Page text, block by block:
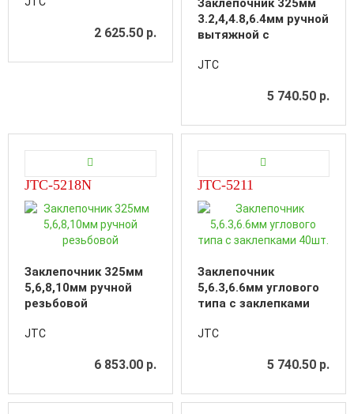
2 625.50 р.
3.2,4,4.8,6.4мм ручной
вытяжной с
сбора стержней
JTC
5 740.50 р.
JTC-5218N
Заклепочник 325мм
5,6,8,10мм ручной
резьбовой
JTC
6 853.00 р.
JTC-5211
Заклепочник
5,6.3,6.6мм углового
типа с заклепками
JTC
5 740.50 р.